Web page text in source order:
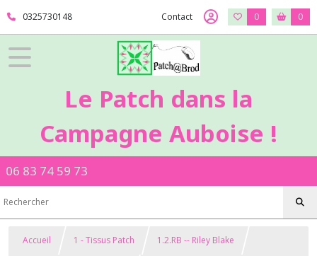
0325730148 Contact 0 0
Le Patch dans la
Campagne Auboise !
06 83 74 59 73
Accueil 1 - Tissus Patch 1.2.RB -- Riley Blake